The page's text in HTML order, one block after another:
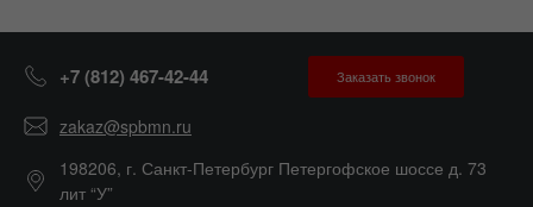
+7 (812) 467-42-44 Заказать звонок
zakaz@spbmn.ru
198206, г. Санкт-Петербург Петергофское шоссе д. 73
лит “У”